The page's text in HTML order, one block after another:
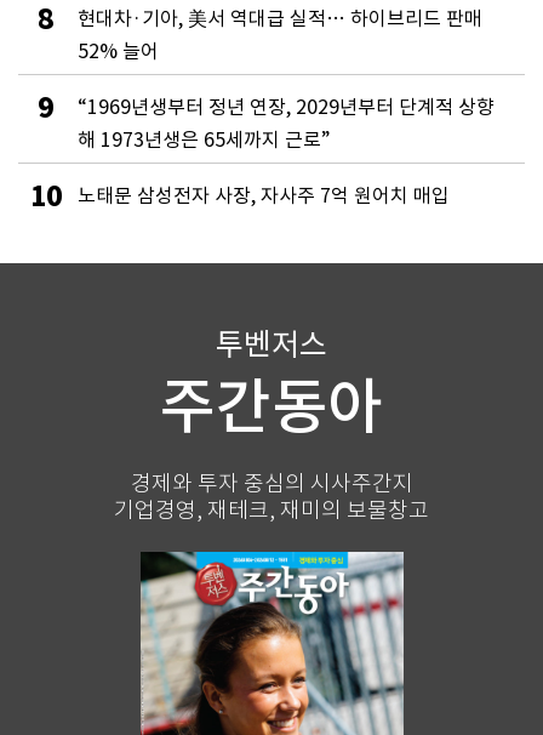
8
현대차·기아, 美서 역대급 실적… 하이브리드 판매
52% 늘어
9
“1969년생부터 정년 연장, 2029년부터 단계적 상향
해 1973년생은 65세까지 근로”
10 노태문 삼성전자 사장, 자사주 7억 원어치 매입
투벤저스
주간동아
경제와 투자 중심의 시사주간지
기업경영, 재테크, 재미의 보물창고